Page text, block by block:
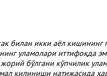
билан икки аёл кишининг
уламолари иттифоқда
бўлгани кўпчилик
қилиниши натижасида